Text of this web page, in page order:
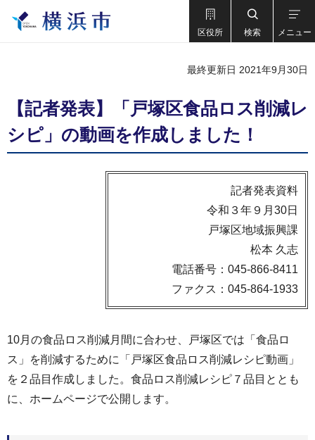
区役所 検索 メニュー
最終更新日 2021年9月30日
【記者発表】「戸塚区食品ロス削減レ
シピ」の動画を作成しました！
記者発表資料
令和３年９月30日
戸塚区地域振興課
松本 久志
電話番号：045-866-8411
ファクス：045-864-1933
10月の食品ロス削減月間に合わせ、戸塚区では「食品ロ
ス」を削減するために「戸塚区食品ロス削減レシピ動画」
を２品目作成しました。食品ロス削減レシピ７品目ととも
に、ホームページで公開します。